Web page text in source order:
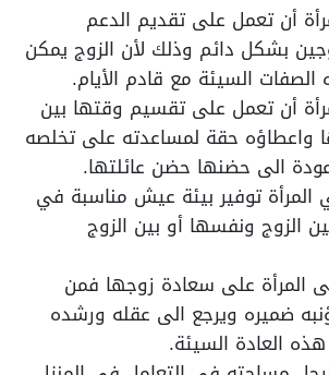
أن تعمل على تقديم الدعم
بشكل دائم وذلك لأن الزوج يمكن
الصفات السيئة مع قادم الأيام.
أن تعمل على تقسيم وقتها بين
واعطاؤه حقة لمساعدته على تخلصه
الى حضنها حضن عائلتها.
المرأة توفير بيئة عيش مناسبة في
الزوج ونفسها أو بين الزوج
المرأة على سعادة زوجها فمن
ضميره ويرجع الى عقله ورشده
العادة السيئة.